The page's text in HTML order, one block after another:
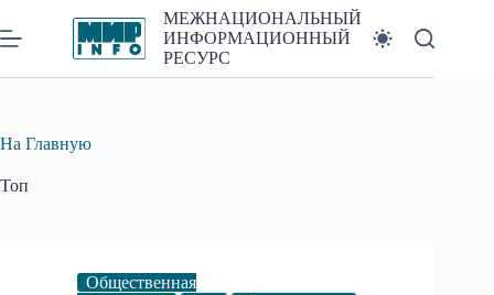
к
сути
МЕЖНАЦИОНАЛЬНЫЙ
ИНФОРМАЦИОННЫЙ
РЕСУРС
На Главную
Топ
Общественная